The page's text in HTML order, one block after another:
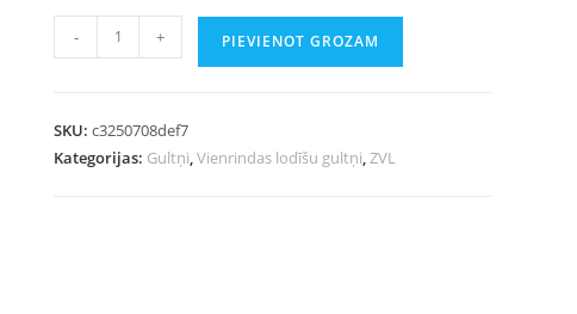
- + PIEVIENOT GROZAM
SKU:c3250708def7
Kategorijas: Gultņi,Vienrindas lodīšu gultņi,ZVL